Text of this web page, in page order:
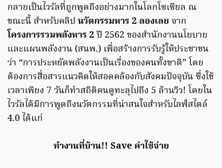
กลายเป็นไวรัลที่ถูกพูดถึงอย่างมากในโลกโซเซียล ณ
ขณะนี้ สําหรับคลิป นวัตกรรมหาร 2 ลองเลย จาก
โครงการรวมพลังหาร 2ปี 2562 ของสํานักงานนโยบาย
และแผนพลังงาน (สนพ.) เพื่อสร้างการรับรู้ให้ประชาชน
ว่า “การประหยัดพลังงานเป็นเรื่องของคนทั้งชาติ” โดย
ต้องการสื่อสารแนวคิดให้สอดคล้องกับสังคมปัจจุบัน ซึ่งใช้
เวลาเพียง 7 วันก็ทําสถิติคนดูทะลุไปถึง 5 ล้านวิว! โดยใน
ไวรัลได้มีการพูดถึงนวัตกรรมที่น่าสนใจสําหรับไลฟ์สไตล์
4.0 ได้แก่
ทำงานที่บ้าน!! Save ค่าใช้จ่าย